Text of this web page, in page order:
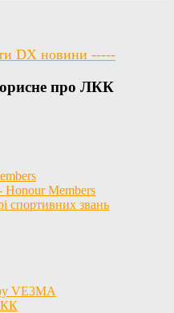
DX новини -----
про ЛКК
Members
спортивних звань
VE3MA